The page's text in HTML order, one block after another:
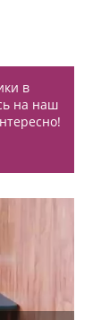
в
на наш